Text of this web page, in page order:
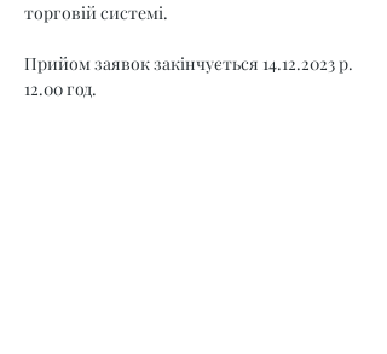
торговій системі.
Прийом заявок закінчується 14.12.2023 р.
12.00 год.